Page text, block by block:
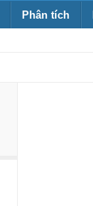
Phân tích